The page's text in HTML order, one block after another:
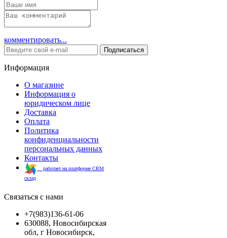
комментировать...
Подписаться
Информация
О магазине
Информация о
юридическом лице
Доставка
Оплата
Политика
конфиденциальности
персональных данных
Контакты
работает на платформе CRM
склад
Связаться с нами
+7(983)136-61-06
630088, Новосибирская
обл, г Новосибирск,